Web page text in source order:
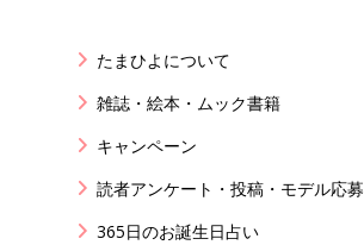
たまひよについて
雑誌・絵本・ムック書籍
キャンペーン
読者アンケート・投稿・モデル応募
365日のお誕生日占い